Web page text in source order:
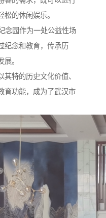
的休闲娱乐。
念园作为一处公益性场
纪念和教育，传承历
。
特的历史文化价值、
育功能，成为了武汉市